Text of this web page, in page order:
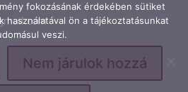
fokozásának érdekében sütiket
használatával ön a tájékoztatásunkat
veszi.
Nem járulok hozzá